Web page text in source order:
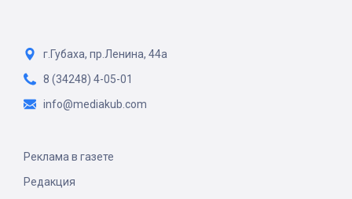
г.Губаха, пр.Ленина, 44а
8 (34248) 4-05-01
info@mediakub.com
Реклама в газете
Редакция